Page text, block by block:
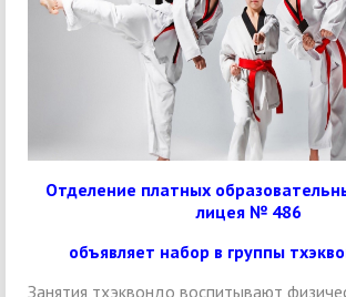
Отделение платных
лицея № 486
объявляет набор в группы
Занятия тхэквондо воспитывают